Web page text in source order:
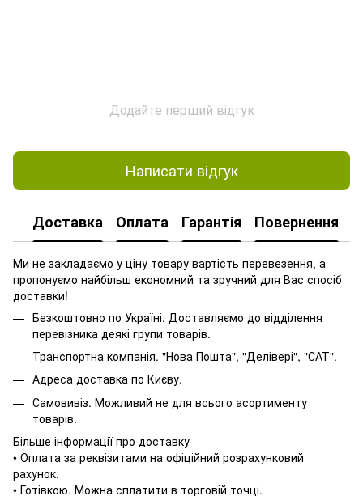
Додайте перший відгук
Написати відгук
Доставка Оплата Гарантія Повернення
Ми не закладаємо у ціну товару вартість перевезення, а
пропонуємо найбільш економний та зручний для Вас спосіб
доставки!
Безкоштовно по Україні. Доставляємо до відділення
перевізника деякі групи товарів.
Транспортна компанія. "Нова Пошта", "Делівері", "САТ".
Адреса доставка по Києву.
Самовивіз. Можливий не для всього асортименту
товарів.
Більше інформації про доставку
• Оплата за реквізитами на офіційний розрахунковий
рахунок.
• Готівкою. Можна сплатити в торговій точці.